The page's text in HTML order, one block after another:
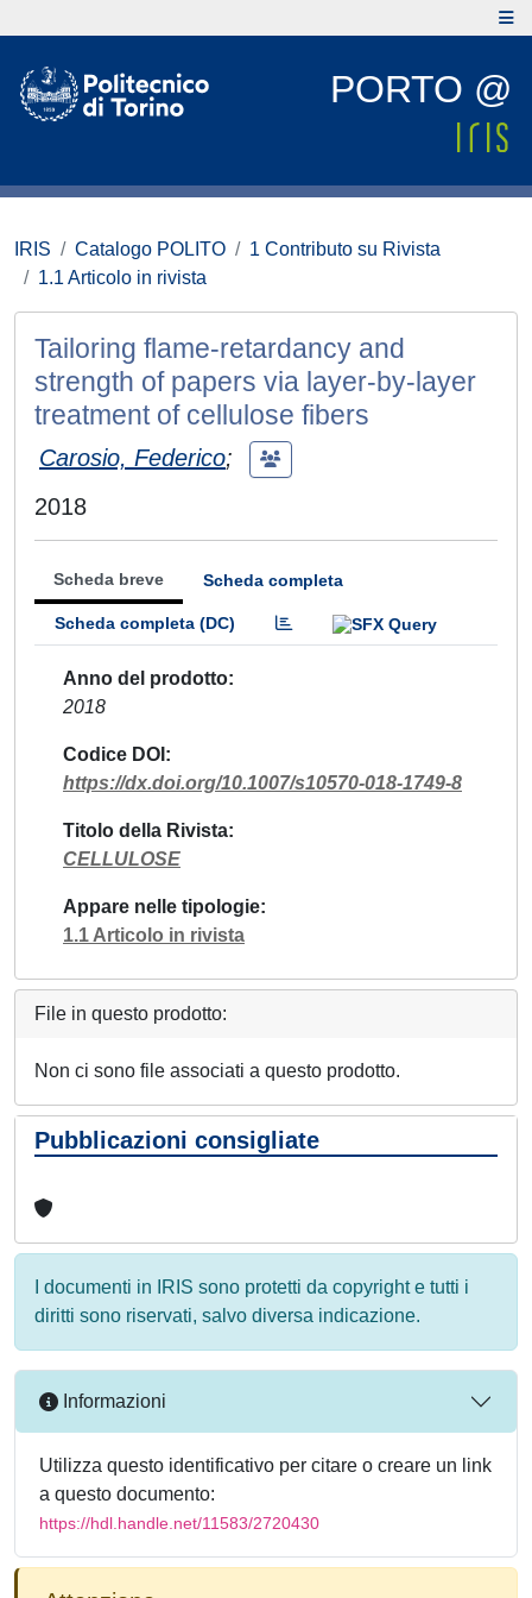
PORTO @
IRIS Catalogo POLITO
1 Contributo su Rivista
1.1 Articolo in rivista
Tailoring flame-retardancy and
strength of papers via layer-by-layer
treatment of cellulose fibers
Carosio, Federico;
2018
Scheda breve Scheda completa
Scheda completa (DC)
Anno del prodotto
2018
Codice DOI
https://dx.doi.org/10.1007/s10570-018-1749-8
Titolo della Rivista
CELLULOSE
Appare nelle tipologie
1.1 Articolo in rivista
File in questo prodotto:
Non ci sono file associati a questo prodotto.
Pubblicazioni consigliate
I documenti in IRIS sono protetti da copyright e tutti i
diritti sono riservati, salvo diversa indicazione.
Informazioni
Utilizza questo identificativo per citare o creare un link
a questo documento:
https://hdl.handle.net/11583/2720430